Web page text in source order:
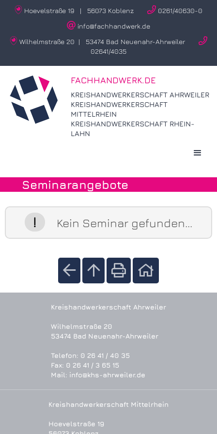
 Hoevelstraße 19 | 56073 Koblenz  0261/40630-0
 info@fachhandwerk.de
 Wilhelmstraße 20 | 53474 Bad Neuenahr-Ahrweiler 
02641/4035
FACHHANDWERK.DE
KREISHANDWERKERSCHAFT AHRWEILER
KREISHANDWERKERSCHAFT
MITTELRHEIN
KREISHANDWERKERSCHAFT RHEIN-
LAHN
Seminarangebote
Kein Seminar gefunden...
Kreishandwerkerschaft Ahrweiler
Wilhelmstraße 20
53474 Bad Neuenahr-Ahrweiler
Telefon: 0 26 41 / 40 35
Fax: 0 26 41 / 3 65 15
Mail: info@khs-ahrweiler.de
Kreishandwerkerschaft Mittelrhein
Hoevelstraße 19